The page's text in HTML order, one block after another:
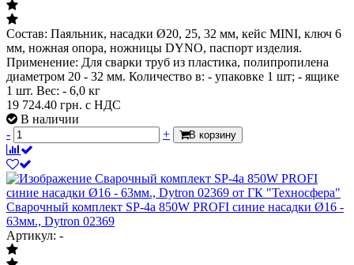
Состав: Паяльник, насадки Ø20, 25, 32 мм, кейс MINI, ключ 6
мм, ножная опора, ножницы DYNO, паспорт изделия.
Применение: Для сварки труб из пластика, полипропилена
диаметром 20 - 32 мм. Количество в: - упаковке 1 шт; - ящике
1 шт. Вес: - 6,0 кг
19 724.40 грн. с НДС
В наличии
-
+ В корзину
Сварочный комплект SP-4a 850W PROFI синие насадки Ø16 -
63мм., Dytron 02369
Артикул: -